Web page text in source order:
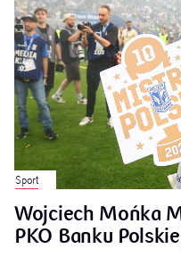
Sport
Wojciech Mońka
PKO Banku